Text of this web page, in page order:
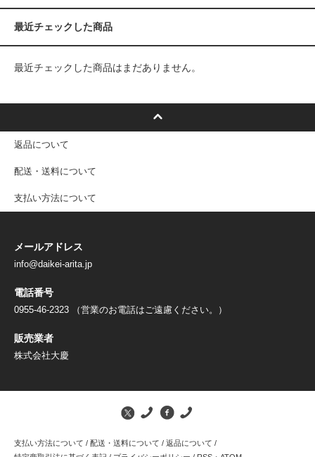
最近チェックした商品
最近チェックした商品はまだありません。
返品について
配送・送料について
支払い方法について
メールアドレス
info@daikei-arita.jp
電話番号
0955-46-2323 （営業のお電話はご遠慮ください。）
販売業者
株式会社大慶
支払い方法について / 配送・送料について / 返品について /